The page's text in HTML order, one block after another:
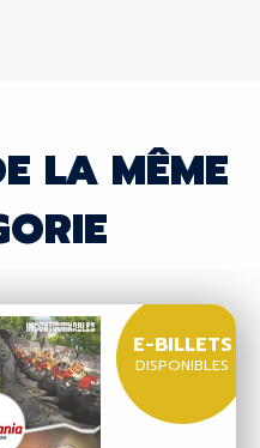
LA MÊME
E-BILLETS
DISPONIBLES